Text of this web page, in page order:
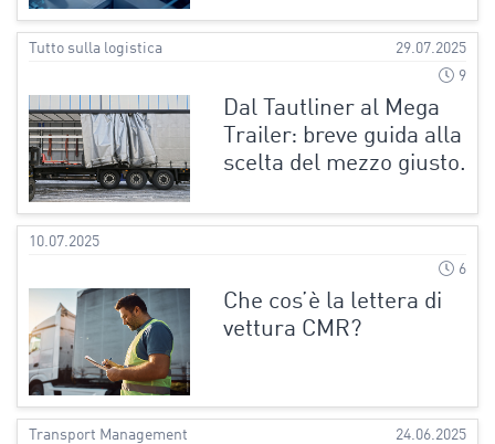
Tutto sulla logistica
29.07.2025
9
Dal Tautliner al Mega
Trailer: breve guida alla
scelta del mezzo giusto.
10.07.2025
6
Che cos’è la lettera di
vettura CMR?
Transport Management
24.06.2025